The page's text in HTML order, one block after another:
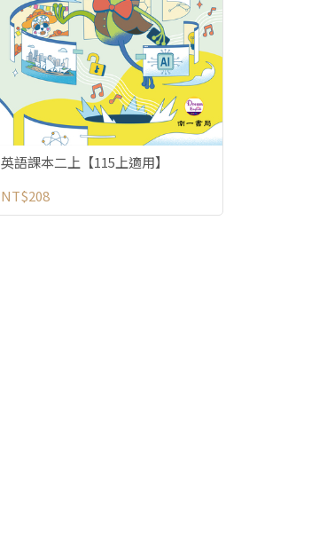
英語課本二上【115上適用】
NT$208